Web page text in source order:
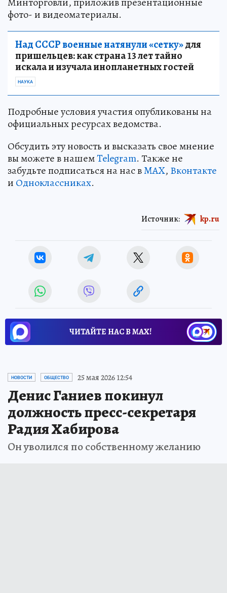
фото- и видеоматериалы.
Над СССР военные натянули «сетку»для
пришельцев: как страна 13 лет тайно
искала и изучала инопланетных гостей
НАУКА
Подробные условия участия опубликованы на
официальных ресурсах ведомства.
Обсудить эту новость и высказать свое мнение
вы можете в нашемTelegram. Также не
забудьте подписаться на нас вMAX, Вконтакте
и Одноклассниках.
Источник: kp.ru
ЧИТАЙТЕ НАС В МАХ!
НОВОСТИ ОБЩЕСТВО 25 мая 2026 12:54
Денис Ганиев покинул
должность пресс-секретаря
Радия Хабирова
Он уволился по собственному желанию